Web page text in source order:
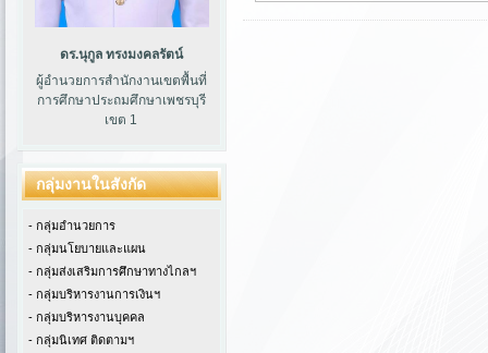
ดร.นุกูล ทรงมงคลรัตน์
ผู้อำนวยการสำนักงานเขตพื้นที่
การศึกษาประถมศึกษาเพชรบุรี
เขต 1
กลุ่มงานในสังกัด
- กลุ่มอำนวยการ
- กลุ่มนโยบายและแผน
- กลุ่มส่งเสริมการศึกษาทางไกลฯ
- กลุ่มบริหารงานการเงินฯ
- กลุ่มบริหารงานบุคคล
- กลุ่มนิเทศ ติดตามฯ